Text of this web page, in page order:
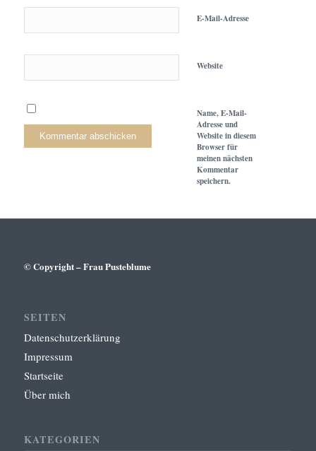
E-Mail-Adresse
Website
Name, E-Mail-
Adresse und
Website in diesem
Browser für
meinen nächsten
Kommentar
speichern.
© Copyright – Frau Pusteblume
SEITEN
Datenschutzerklärung
Impressum
Startseite
Über mich
KATEGORIEN